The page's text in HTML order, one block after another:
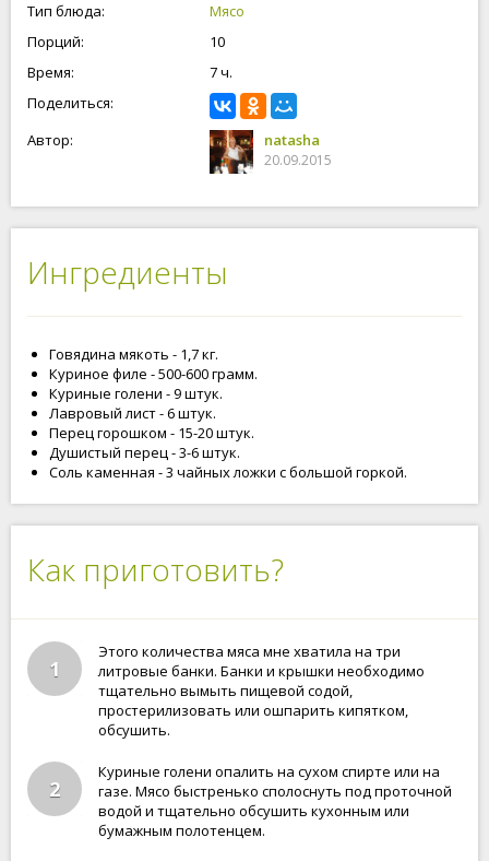
Тип блюда:
Мясо
Порций:
10
Время:
7 ч.
Поделиться:
Автор:
natasha
20.09.2015
Ингредиенты
Говядина мякоть - 1,7 кг.
Куриное филе - 500-600 грамм.
Куриные голени - 9 штук.
Лавровый лист - 6 штук.
Перец горошком - 15-20 штук.
Душистый перец - 3-6 штук.
Соль каменная - 3 чайных ложки с большой горкой.
Как приготовить?
1
Этого количества мяса мне хватила на три
литровые банки. Банки и крышки необходимо
тщательно вымыть пищевой содой,
простерилизовать или ошпарить кипятком,
обсушить.
2
Куриные голени опалить на сухом спирте или на
газе. Мясо быстренько сполоснуть под проточной
водой и тщательно обсушить кухонным или
бумажным полотенцем.